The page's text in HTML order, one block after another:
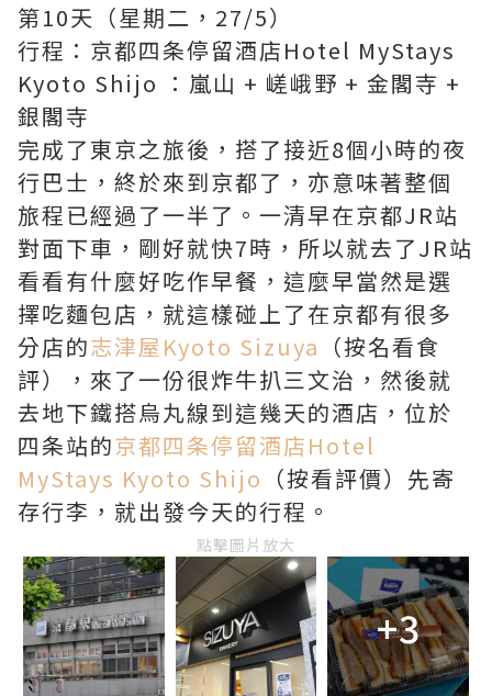
第10天（星期二，27/5）
行程：京都四条停留酒店Hotel MyStays
Kyoto Shijo ：嵐山 + 嵯峨野 + 金閣寺 +
銀閣寺
完成了東京之旅後，搭了接近8個小時的夜
行巴士，終於來到京都了，亦意味著整個
旅程已經過了一半了。一清早在京都JR站
對面下車，剛好就快7時，所以就去了JR站
看看有什麼好吃作早餐，這麼早當然是選
擇吃麵包店，就這樣碰上了在京都有很多
分店的志津屋Kyoto Sizuya （按名看食
評），來了一份很炸牛扒三文治，然後就
去地下鐵搭烏丸線到這幾天的酒店，位於
四条站的京都四条停留酒店Hotel
MyStays Kyoto Shijo （按看評價）先寄
存行李，就出發今天的行程。
點擊圖片放大
+3